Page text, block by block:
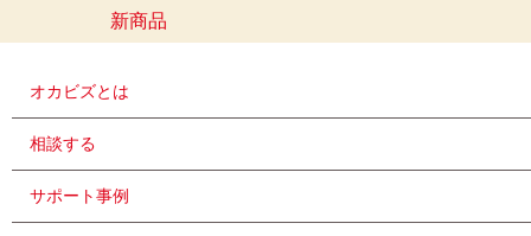
新商品
オカビズとは
相談する
サポート事例